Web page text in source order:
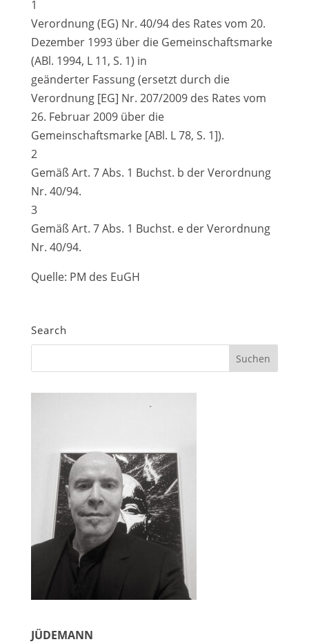
1
Verordnung (EG) Nr. 40/94 des Rates vom 20.
Dezember 1993 über die Gemeinschaftsmarke
(ABl. 1994, L 11, S. 1) in
geänderter Fassung (ersetzt durch die
Verordnung [EG] Nr. 207/2009 des Rates vom
26. Februar 2009 über die
Gemeinschaftsmarke [ABl. L 78, S. 1]).
2
Gemäß Art. 7 Abs. 1 Buchst. b der Verordnung
Nr. 40/94.
3
Gemäß Art. 7 Abs. 1 Buchst. e der Verordnung
Nr. 40/94.
Quelle: PM des EuGH
Search
JÜDEMANN